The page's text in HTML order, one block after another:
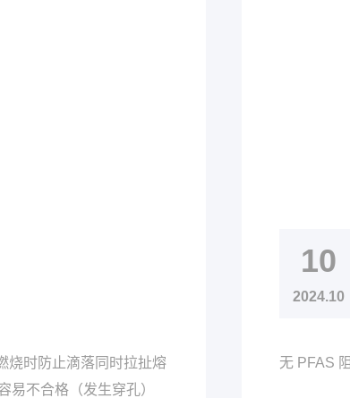
烧时防止滴落同时拉扯熔
易不合格（发生穿孔）
10
2024.10
无 PFAS